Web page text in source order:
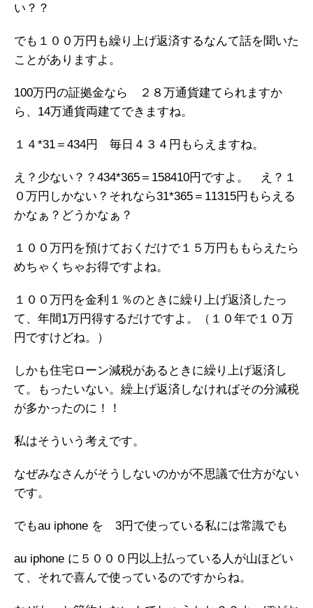
い？？
でも１００万円も繰り上げ返済するなんて話を聞いた
ことがありますよ。
100万円の証拠金なら ２８万通貨建てられますか
ら、14万通貨両建てできますね。
１４*31＝434円 毎日４３４円もらえますね。
え？少ない？？434*365＝158410円ですよ。 え？１
０万円しかない？それなら31*365＝11315円もらえる
かなぁ？どうかなぁ？
１００万円を預けておくだけで１５万円ももらえたら
めちゃくちゃお得ですよね。
１００万円を金利１％のときに繰り上げ返済したっ
て、年間1万円得するだけですよ。（１０年で１０万
円ですけどね。）
しかも住宅ローン減税があるときに繰り上げ返済し
て。もったいない。繰上げ返済しなければその分減税
が多かったのに！！
私はそういう考えです。
なぜみなさんがそうしないのかが不思議で仕方がない
です。
でもau iphone を 3円で使っている私には常識でも
au iphone に５０００円以上払っている人が山ほどい
て、それで喜んで使っているのですからね。